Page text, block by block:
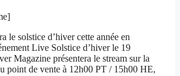
le solstice d’hiver cette année en
Live Solstice d’hiver le 19
Magazine présentera le stream sur la
point de vente à 12h00 PT / 15h00 HE,